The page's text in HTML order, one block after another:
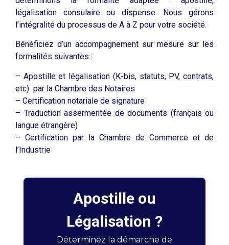
légalisation consulaire ou dispense. Nous gérons
l’intégralité du processus de A à Z pour votre société.
Bénéficiez d’un accompagnement sur mesure sur les
formalités suivantes :
– Apostille et légalisation (K-bis, statuts, PV, contrats,
etc) par la Chambre des Notaires
– Certification notariale de signature
– Traduction assermentée de documents (français ou
langue étrangère)
– Certification par la Chambre de Commerce et de
l’Industrie
Apostille ou
Légalisation ?
Déterminez la démarche de